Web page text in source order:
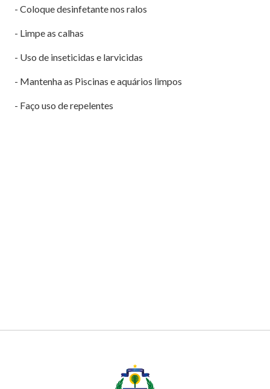
- Coloque desinfetante nos ralos
- Limpe as calhas
- Uso de inseticidas e larvicidas
- Mantenha as Piscinas e aquários limpos
- Faço uso de repelentes